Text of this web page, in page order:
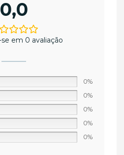
0,0
em 0 avaliação
0%
0%
0%
0%
0%